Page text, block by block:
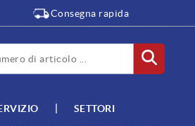
Consegna rapida
SETTORI